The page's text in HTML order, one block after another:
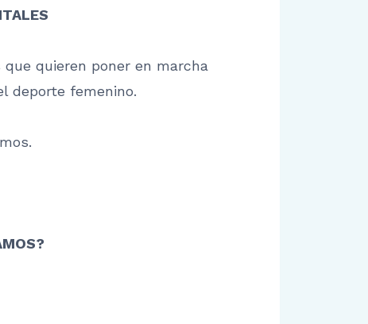
quieren poner en marcha
deporte femenino.